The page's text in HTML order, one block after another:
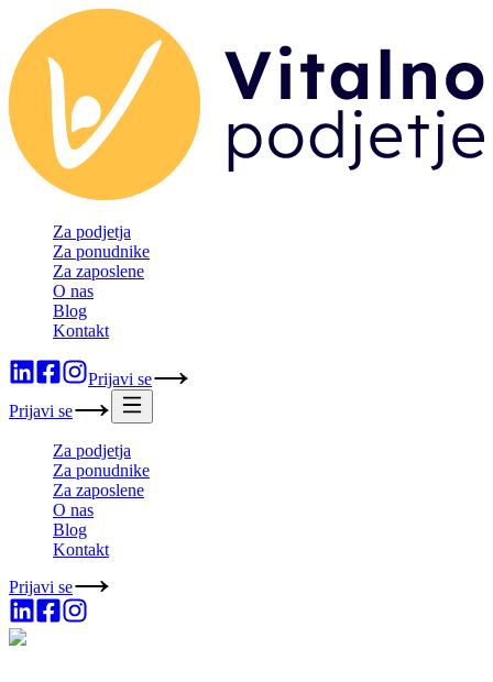
Za podjetja
Za ponudnike
Za zaposlene
O nas
Blog
Kontakt
Prijavi se
Prijavi se
Za podjetja
Za ponudnike
Za zaposlene
O nas
Blog
Kontakt
Prijavi se